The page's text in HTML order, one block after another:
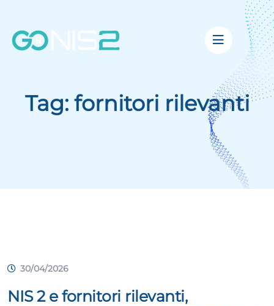
Tag: fornitori rilevanti
30/04/2026
NIS 2 e fornitori rilevanti,